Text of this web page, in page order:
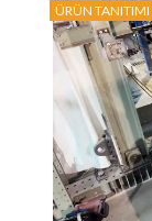
ÜRÜN TANITIMI